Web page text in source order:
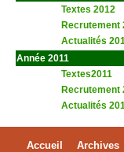
Textes 2012
Recrutement
Actualités
Année 2011
Textes2011
Recrutement
Actualités
Accueil Archives